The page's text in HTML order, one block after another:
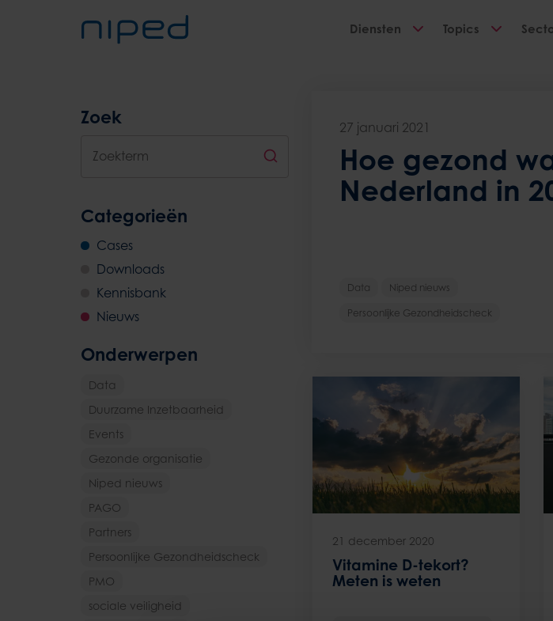
Diensten Topics
Zoek
Zoekterm
Categorieën
Cases
Downloads
Kennisbank
Nieuws
Onderwerpen
Data
Duurzame Inzetbaarheid
Events
Gezonde organisatie
Niped nieuws
PAGO
Partners
Persoonlijke Gezondheidscheck
PMO
sociale veiligheid
27 januari 2021
Hoe gezond
Nederland in
Data Niped nieuws
Persoonlijke Gezondheidscheck
21 december 2020
Vitamine D-tekort?
Meten is weten